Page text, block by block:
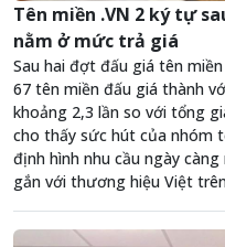
Tên miền .VN 2 ký tự
nằm ở mức trả giá
Sau hai đợt đấu giá tên
67 tên miền đấu giá thành
khoảng 2,3 lần so với tổng
cho thấy sức hút của nhóm
định hình nhu cầu ngày
gắn với thương hiệu Việt